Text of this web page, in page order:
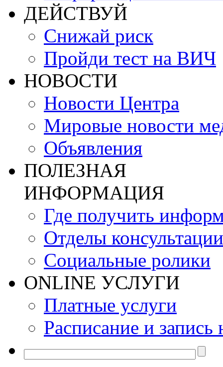
ДЕЙСТВУЙ
Снижай риск
Пройди тест на ВИЧ
НОВОСТИ
Новости Центра
Мировые новости
Объявления
ПОЛЕЗНАЯ
ИНФОРМАЦИЯ
Где получить
Отделы консультации
Социальные ролики
ONLINE УСЛУГИ
Платные услуги
Расписание и запись